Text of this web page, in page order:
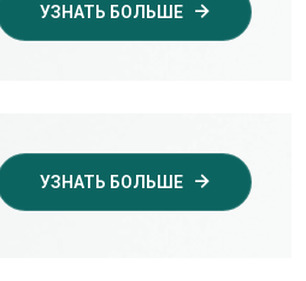
УЗНАТЬ БОЛЬШЕ
УЗНАТЬ БОЛЬШЕ